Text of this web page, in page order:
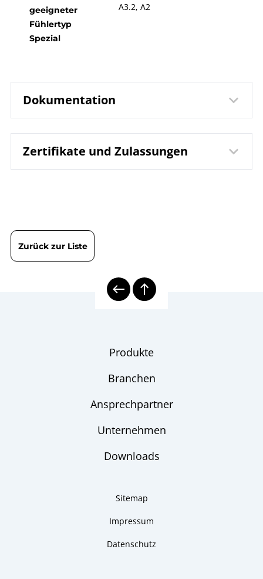
geeigneter
Fühlertyp
Spezial
A3.2, A2
Dokumentation
Datenblatt
DB 8.8130 Schutzrohr
SF8
Übersicht
Schutzrohrberechnung
Zertifikate und Zulassungen
Zurück zur Liste
Produkte
Branchen
Ansprechpartner
Unternehmen
Downloads
Sitemap
Impressum
Datenschutz